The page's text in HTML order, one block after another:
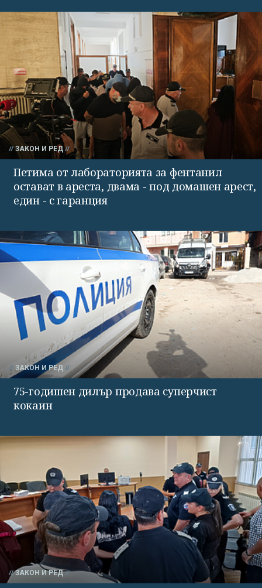
ЗАКОН И РЕД
Петима от лабораторията за фентанил
остават в ареста, двама - под домашен арест,
един - с гаранция
ЗАКОН И РЕД
75-годишен дилър продава суперчист
кокаин
ЗАКОН И РЕД